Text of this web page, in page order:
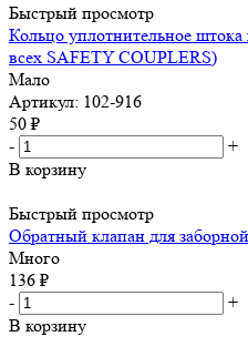
Быстрый просмотр
Кольцо уплотнительное
всех SAFETY COUPLERS)
Мало
Артикул: 102-916
50 ₽
-
+
В корзину
Быстрый просмотр
Обратный клапан для
Много
136 ₽
-
+
В корзину